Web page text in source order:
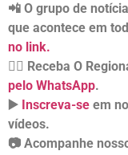
📲 O grupo de
que acontece em
no link.
👉🏻 Receba O
pelo WhatsApp.
▶️ Inscreva-se em
vídeos.
📷 Acompanhe